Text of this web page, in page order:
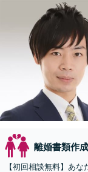
離婚書類作成
【初回相談無料】あ